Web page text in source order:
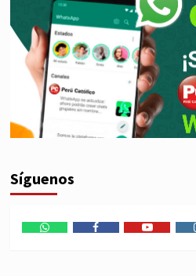
Síguenos